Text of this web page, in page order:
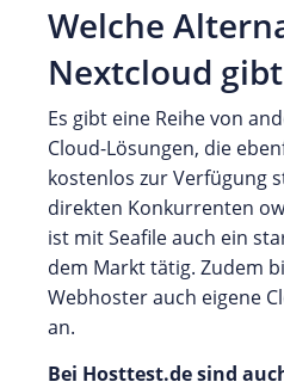
Welche
Nextcloud gibt
Es gibt eine Reihe von
Cloud-Lösungen, die
kostenlos zur Verfügung
direkten Konkurrenten
ist mit Seafile auch ein
dem Markt tätig. Zudem
Webhoster auch eigene
an.
Bei Hosttest.de sind